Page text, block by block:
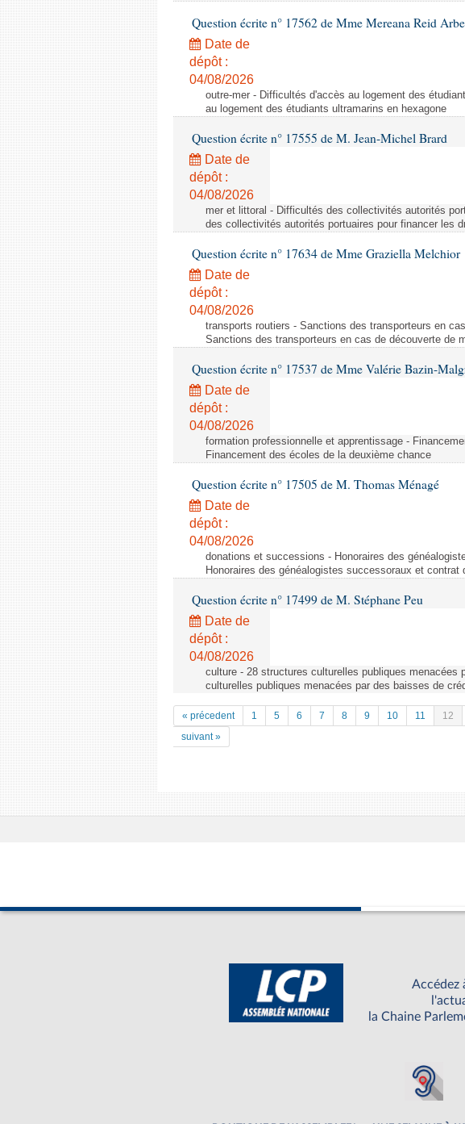
Question écrite n° 17562 de Mme Mereana Reid
Date de
dépôt :
04/08/2026
outre-mer - Difficultés d'accès au logement des
au logement des étudiants ultramarins en hexagone
Question écrite n° 17555 de M. Jean-Michel Brard
Date de
dépôt :
04/08/2026
mer et littoral - Difficultés des collectivités autorités
des collectivités autorités portuaires pour financer les
Question écrite n° 17634 de Mme Graziella Melchior
Date de
dépôt :
04/08/2026
transports routiers - Sanctions des transporteurs en
Sanctions des transporteurs en cas de découverte de
Question écrite n° 17537 de Mme Valérie Bazin-
Date de
dépôt :
04/08/2026
formation professionnelle et apprentissage -
Financement des écoles de la deuxième chance
Question écrite n° 17505 de M. Thomas Ménagé
Date de
dépôt :
04/08/2026
donations et successions - Honoraires des
Honoraires des généalogistes successoraux et contrat
Question écrite n° 17499 de M. Stéphane Peu
Date de
dépôt :
04/08/2026
culture - 28 structures culturelles publiques menacées
culturelles publiques menacées par des baisses de
« précedent 1 5 6 7 8 9 10 11 12
suivant »
Accédez
la Chaine